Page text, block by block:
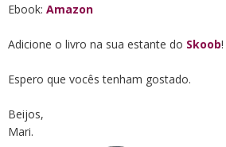
Ebook: Amazon
Adicione o livro na sua estante do Skoob!
Espero que vocês tenham gostado.
Beijos,
Mari.